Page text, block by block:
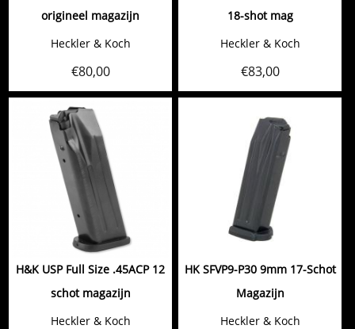
origineel magazijn
Heckler & Koch
€80,00
18-shot mag
Heckler & Koch
€83,00
H&K USP Full Size .45ACP 12
schot magazijn
Heckler & Koch
HK SFVP9-P30 9mm 17-Schot
Magazijn
Heckler & Koch